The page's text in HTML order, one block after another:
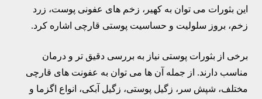
این بثورات می توان به کهیر، زخم های عفونی پوست، زرد
زخم، بروز سلولیت و حساسیت پوستی قارچی اشاره کرد.
برخی از بثورات پوستی نیاز به بررسی دقیق تر و درمان
مناسب دارند. از جمله آن ها می توان به عفونت های قارچی
مختلف، شپش سر، زگیل پوستی، زگیل آبکی، انواع اگزما و